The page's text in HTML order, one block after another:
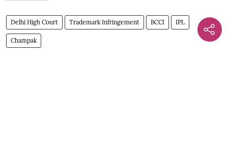
Delhi High Court Trademark Infringement BCCI IPL
Champak